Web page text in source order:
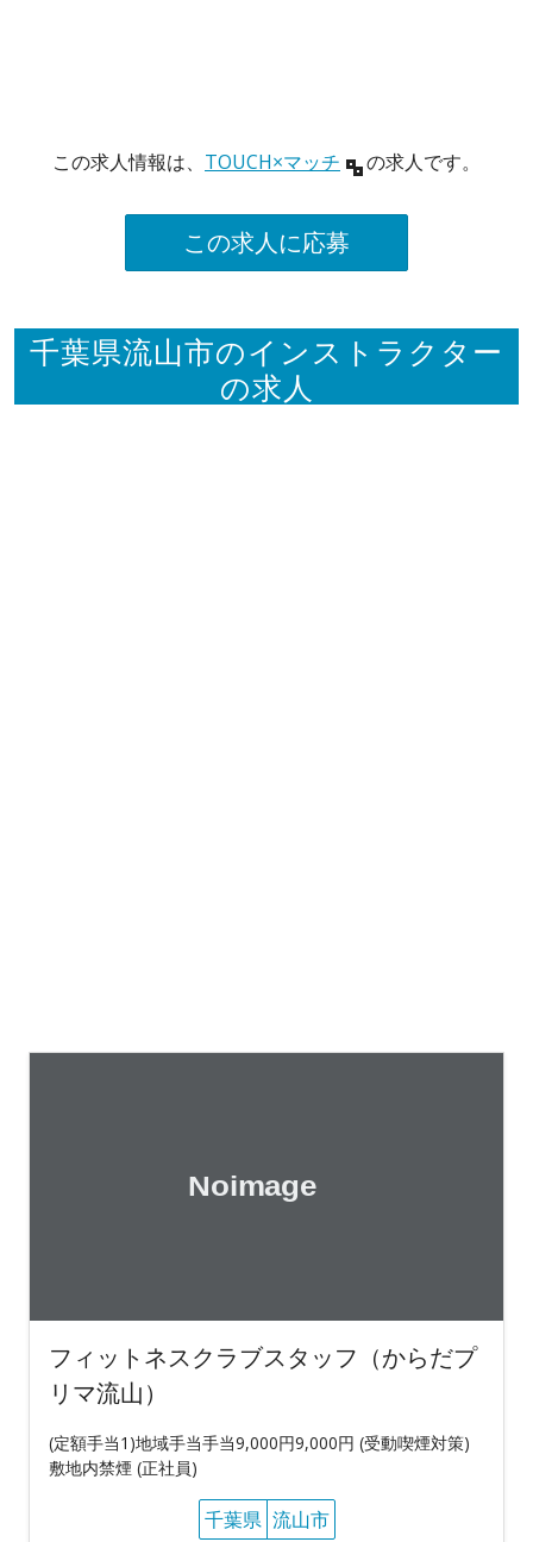
この求人情報は、 TOUCH×マッチ の求人です。
この求人に応募
千葉県流山市のインストラクター
の求人
フィットネスクラブスタッフ（からだプ
リマ流山）
(定額手当1)地域手当手当9,000円9,000円 (受動喫煙対策)
敷地内禁煙 (正社員)
千葉県 流山市